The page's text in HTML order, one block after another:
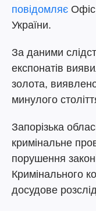
повідомляє
України.
За даними
експонатів
золота,
минулого
Запорізька
кримінальне
порушення
Кримінального
досудове